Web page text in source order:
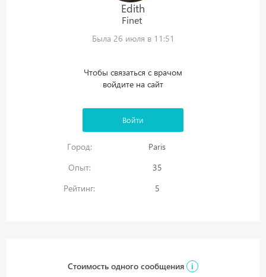
Edith
Finet
Была 26 июля в 11:51
Чтобы связаться с врачом
войдите на сайт
Войти
Город:
Paris
Опыт:
35
Рейтинг:
5
Стоимость одного сообщения
i